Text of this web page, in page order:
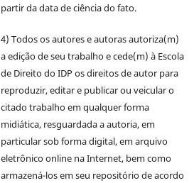
partir da data de ciência do fato.
4) Todos os autores e autoras autoriza(m)
a edição de seu trabalho e cede(m) à Escola
de Direito do IDP os direitos de autor para
reproduzir, editar e publicar ou veicular o
citado trabalho em qualquer forma
midiática, resguardada a autoria, em
particular sob forma digital, em arquivo
eletrônico online na Internet, bem como
armazená-los em seu repositório de acordo